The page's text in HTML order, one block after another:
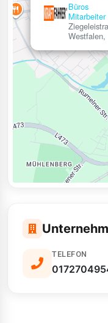
Büros
Mitarbeiter
Westfalen,
TELEFON